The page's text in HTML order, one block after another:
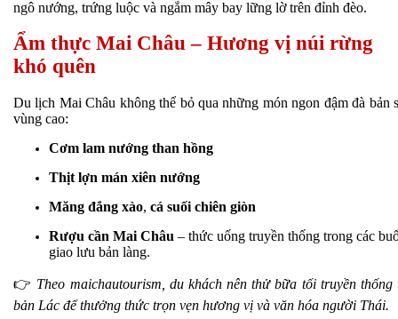
ngô nướng, trứng luộc và ngắm mây bay lững lờ trên đỉnh đèo.
Ẩm thực Mai Châu – Hương vị núi rừng
khó quên
Du lịch Mai Châu không thể bỏ qua những món ngon đậm đà bản
vùng cao:
Cơm lam nướng than hồng
Thịt lợn mán xiên nướng
Măng đắng xào, cá suối chiên giòn
Rượu cần Mai Châu – thức uống truyền thống trong các
giao lưu bản làng.
👉 Theo maichautourism, du khách nên thử bữa tối truyền thống
bản Lác để thưởng thức trọn vẹn hương vị và văn hóa người Thái.